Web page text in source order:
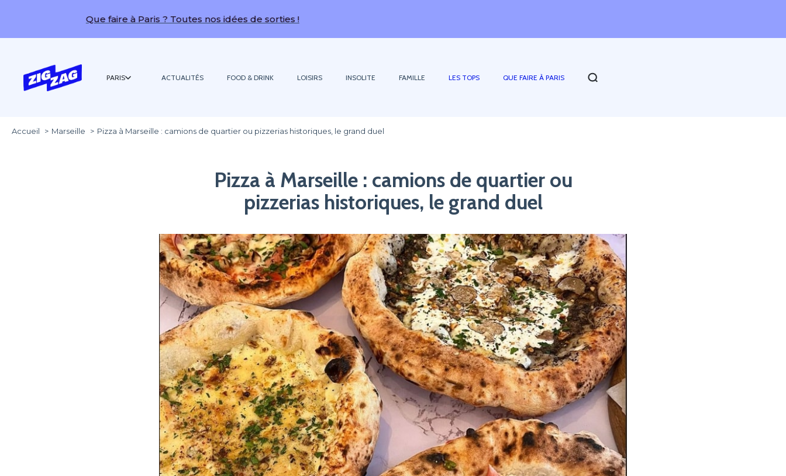
Que faire à Paris ? Toutes nos idées de sorties !
PARIS ACTUALITÉS FOOD & DRINK LOISIRS INSOLITE FAMILLE LES TOPS QUE FAIRE À PARIS
Accueil Marseille Pizza à Marseille : camions de quartier ou pizzerias historiques, le grand duel
Pizza à Marseille : camions de quartier ou
pizzerias historiques, le grand duel